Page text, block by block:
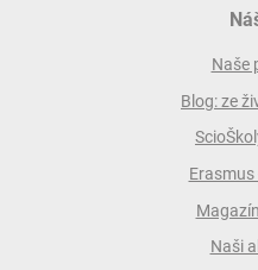
Naše
Blog: ze
Erasmus
Naši